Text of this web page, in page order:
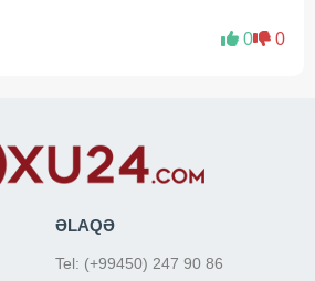
0 0
ƏLAQƏ
Tel: (+99450) 247 90 86